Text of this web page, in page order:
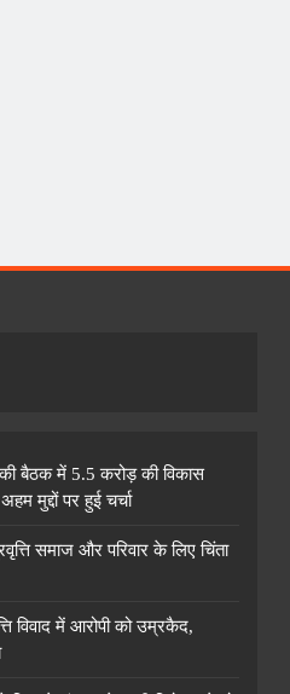
बैठक में 5.5 करोड़ की विकास
मुद्दों पर हुई चर्चा
समाज और परिवार के लिए चिंता
विवाद में आरोपी को उम्रकैद,